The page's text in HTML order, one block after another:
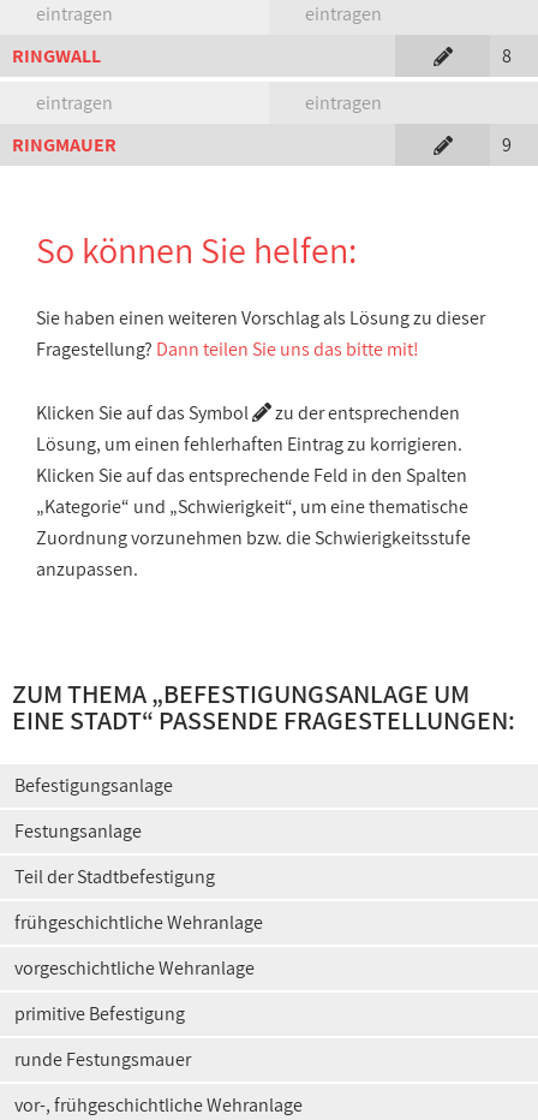
eintragen
eintragen
RINGWALL
8
eintragen
eintragen
RINGMAUER
9
So können Sie helfen:
Sie haben einen weiteren Vorschlag als Lösung zu dieser
Fragestellung? Dann teilen Sie uns das bitte mit!
Klicken Sie auf das Symbol
zu der entsprechenden
Lösung, um einen fehlerhaften Eintrag zu korrigieren.
Klicken Sie auf das entsprechende Feld in den Spalten
„Kategorie“ und „Schwierigkeit“, um eine thematische
Zuordnung vorzunehmen bzw. die Schwierigkeitsstufe
anzupassen.
ZUM THEMA „BEFESTIGUNGSANLAGE UM
EINE STADT“ PASSENDE FRAGESTELLUNGEN:
Befestigungsanlage
Festungsanlage
Teil der Stadtbefestigung
frühgeschichtliche Wehranlage
vorgeschichtliche Wehranlage
primitive Befestigung
runde Festungsmauer
vor-, frühgeschichtliche Wehranlage